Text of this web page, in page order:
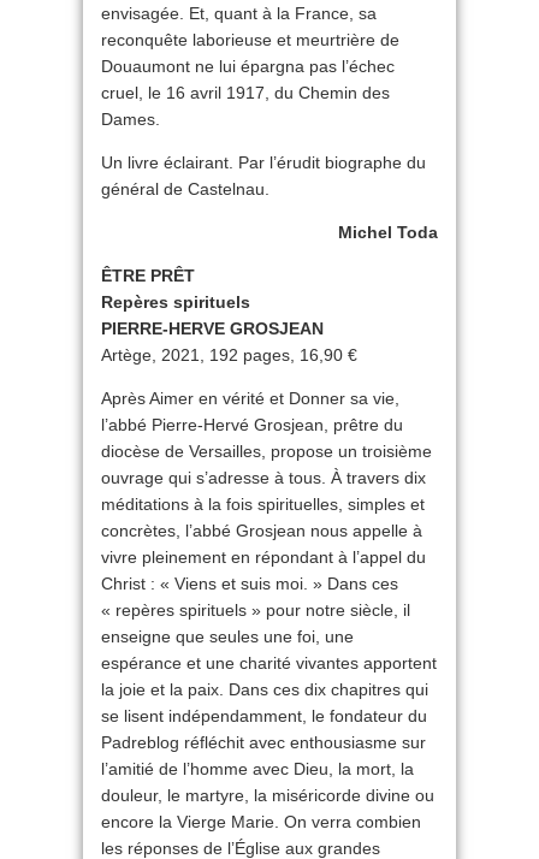
envisagée. Et, quant à la France, sa
reconquête laborieuse et meurtrière de
Douaumont ne lui épargna pas l’échec
cruel, le 16 avril 1917, du Chemin des
Dames.
Un livre éclairant. Par l’érudit biographe du
général de Castelnau.
Michel Toda
ÊTRE PRÊT
Repères spirituels
PIERRE-HERVE GROSJEAN
Artège, 2021, 192 pages, 16,90 €
Après Aimer en vérité et Donner sa vie,
l’abbé Pierre-Hervé Grosjean, prêtre du
diocèse de Versailles, propose un troisième
ouvrage qui s’adresse à tous. À travers dix
méditations à la fois spirituelles, simples et
concrètes, l’abbé Grosjean nous appelle à
vivre pleinement en répondant à l’appel du
Christ : « Viens et suis moi. » Dans ces
« repères spirituels » pour notre siècle, il
enseigne que seules une foi, une
espérance et une charité vivantes apportent
la joie et la paix. Dans ces dix chapitres qui
se lisent indépendamment, le fondateur du
Padreblog réfléchit avec enthousiasme sur
l’amitié de l’homme avec Dieu, la mort, la
douleur, le martyre, la miséricorde divine ou
encore la Vierge Marie. On verra combien
les réponses de l’Église aux grandes